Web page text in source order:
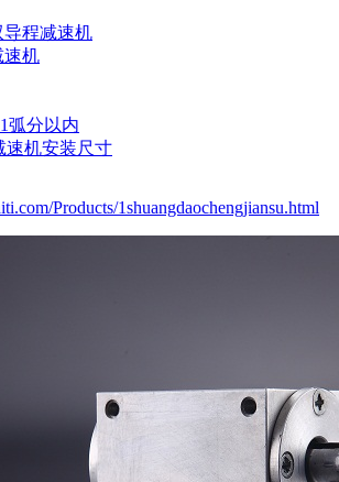
导程减速机
速机
弧分以内
速机安装尺寸
Products/1shuangdaochengjiansu.html